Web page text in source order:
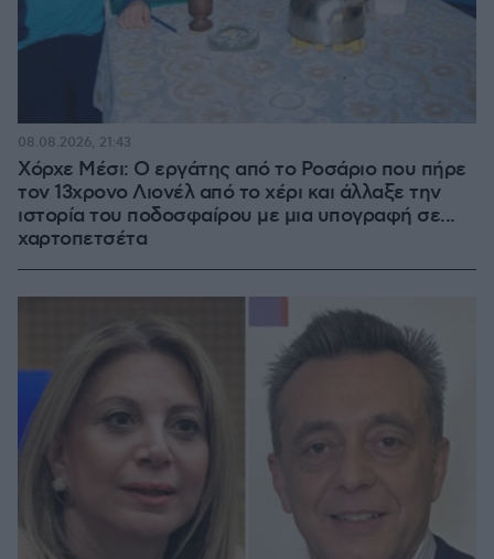
Χόρχε Μέσι: Ο εργάτης από το Ροσάριο που πήρε
τον 13χρονο Λιονέλ από το χέρι και άλλαξε την
ιστορία του ποδοσφαίρου με μια υπογραφή σε...
χαρτοπετσέτα
08.08.2026, 21:43